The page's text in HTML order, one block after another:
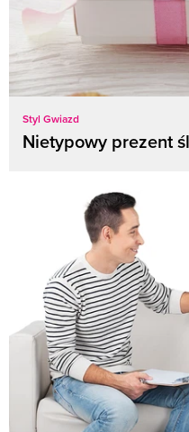
Styl Gwiazd
Nietypowy prezent